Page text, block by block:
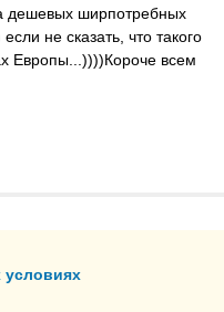
дешевых ширпотребных
не сказать, что такого
Европы...))))Короче всем